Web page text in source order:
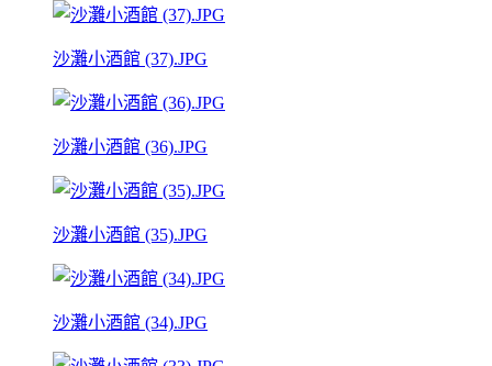
沙灘小酒館 (37).JPG
沙灘小酒館 (36).JPG
沙灘小酒館 (35).JPG
沙灘小酒館 (34).JPG